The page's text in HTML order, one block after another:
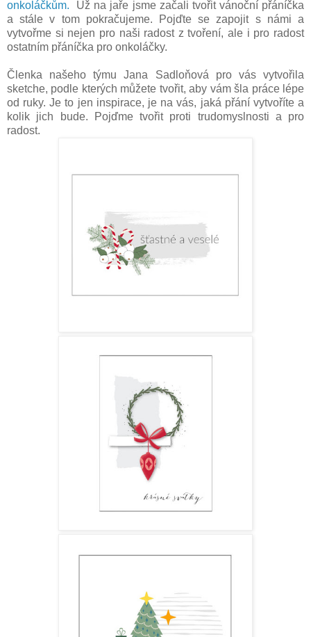
onkoláčkům.
Už na jaře jsme začali tvořit vánoční přáníčka
a stále v tom pokračujeme. Pojďte se zapojit s námi a
vytvořme si nejen pro naši radost z tvoření, ale i pro radost
ostatním přáníčka pro onkoláčky.
Členka našeho týmu Jana Sadloňová pro vás vytvořila
sketche, podle kterých můžete tvořit, aby vám šla práce lépe
od ruky. Je to jen inspirace, je na vás, jaká přání vytvoříte a
kolik jich bude. Pojďme tvořit proti trudomyslnosti a pro
radost.